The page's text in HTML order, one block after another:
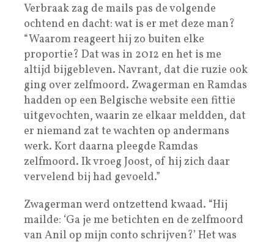
Verbraak zag de mails pas de volgende
ochtend en dacht: wat is er met deze man?
“Waarom reageert hij zo buiten elke
proportie? Dat was in 2012 en het is me
altijd bijgebleven. Navrant, dat die ruzie ook
ging over zelfmoord. Zwagerman en Ramdas
hadden op een Belgische website een fittie
uitgevochten, waarin ze elkaar meldden, dat
er niemand zat te wachten op andermans
werk. Kort daarna pleegde Ramdas
zelfmoord. Ik vroeg Joost, of hij zich daar
vervelend bij had gevoeld.”
Zwagerman werd ontzettend kwaad. “Hij
mailde: ‘Ga je me betichten en de zelfmoord
van Anil op mijn conto schrijven?’ Het was